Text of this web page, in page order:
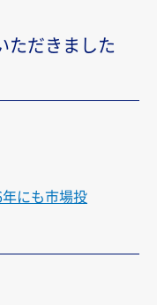
ただきました
にも市場投